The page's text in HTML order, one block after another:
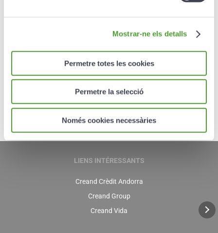
Mostrar-ne els detalls
Permetre totes les cookies
Permetre la selecció
Només cookies necessàries
LIENS INTÉRESSANTS
Creand Crèdit Andorra
Creand Group
Creand Vida